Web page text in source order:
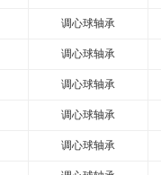
调心球轴承
调心球轴承
调心球轴承
调心球轴承
调心球轴承